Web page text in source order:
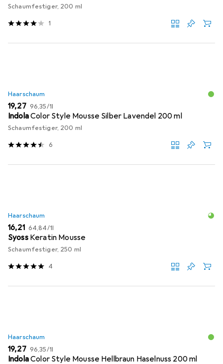
Schaumfestiger, 200 ml
1
Haarschaum
EUR
19,27 EUR
96,35/1l
IndolaColor Style Mousse Silber Lavendel 200 ml
Schaumfestiger, 200 ml
6
Haarschaum
EUR
16,21 EUR
64,84/1l
Syoss Keratin Mousse
Schaumfestiger, 250 ml
4
Haarschaum
EUR
19,27 EUR
96,35/1l
IndolaColor Style Mousse Hellbraun Haselnuss 200 ml